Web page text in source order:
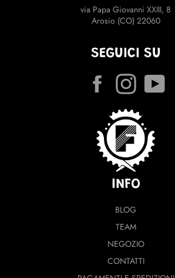
via Papa Giovanni XXIII, 8
Arosio (CO) 22060
SEGUICI SU
Facebook Instagram
INFO
BLOG
TEAM
NEGOZIO
CONTATTI